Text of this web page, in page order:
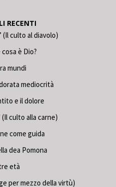
RECENTI
(Il culto al diavolo)
è Dio?
mundi
mediocrità
e il dolore
culto alla carne)
come guida
dea Pomona
età
per mezzo della virtù)